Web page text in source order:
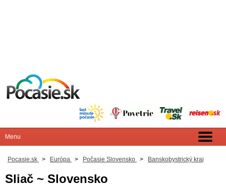
Pocasie.sk > Európa > Počasie Slovensko > Banskobystrický kraj
Sliač ~ Slovensko